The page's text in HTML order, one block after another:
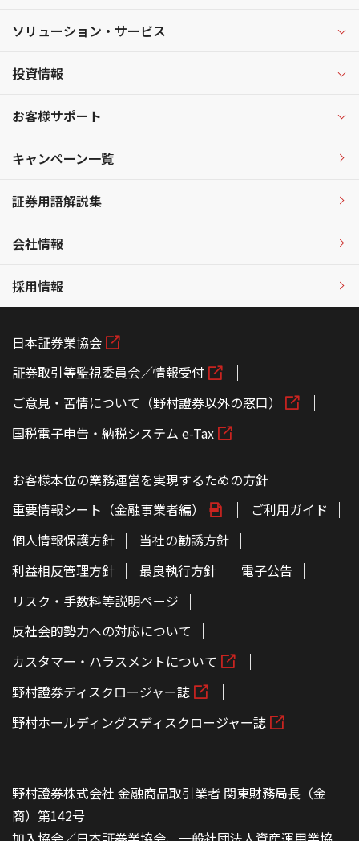
ソリューション・サービス
投資情報
お客様サポート
キャンペーン一覧
証券用語解説集
会社情報
採用情報
日本証券業協会
証券取引等監視委員会／情報受付
ご意見・苦情について（野村證券以外の窓口）
国税電子申告・納税システム e-Tax
お客様本位の業務運営を実現するための方針
重要情報シート（金融事業者編）
ご利用ガイド
個人情報保護方針
当社の勧誘方針
利益相反管理方針
最良執行方針
電子公告
リスク・手数料等説明ページ
反社会的勢力への対応について
カスタマー・ハラスメントについて
野村證券ディスクロージャー誌
野村ホールディングスディスクロージャー誌
野村證券株式会社 金融商品取引業者 関東財務局長（金
商）第142号